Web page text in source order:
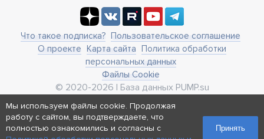
Что такое подписка? Пользовательское соглашение
О проекте Карта сайта Политика обработки
персональных данных
Файлы Cookie
© 2020-2026 | База данных PUMP.su
г. Москва, ул. Ленинская Слобода 19
Реквизиты
Мы используем файлы cookie. Продолжая
работу с сайтом, вы подтверждаете, что
полностью ознакомились и согласны с
Принять